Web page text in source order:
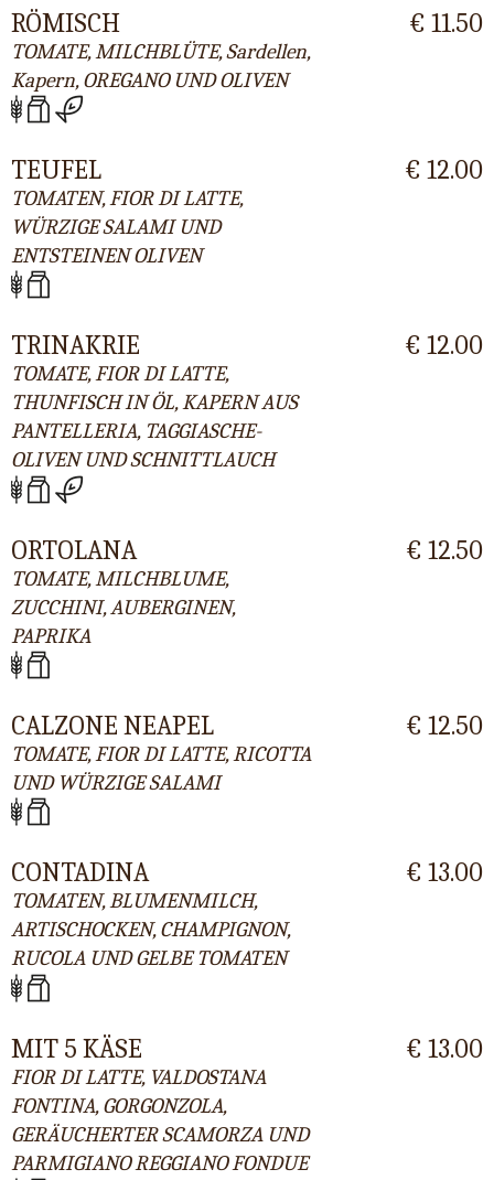
RÖMISCH
TOMATE, MILCHBLÜTE, Sardellen,
Kapern, OREGANO UND OLIVEN
€ 11.50
TEUFEL
TOMATEN, FIOR DI LATTE,
WÜRZIGE SALAMI UND
ENTSTEINEN OLIVEN
€ 12.00
TRINAKRIE
TOMATE, FIOR DI LATTE,
THUNFISCH IN ÖL, KAPERN AUS
PANTELLERIA, TAGGIASCHE-
OLIVEN UND SCHNITTLAUCH
€ 12.00
ORTOLANA
TOMATE, MILCHBLUME,
ZUCCHINI, AUBERGINEN,
PAPRIKA
€ 12.50
CALZONE NEAPEL
TOMATE, FIOR DI LATTE, RICOTTA
UND WÜRZIGE SALAMI
€ 12.50
CONTADINA
TOMATEN, BLUMENMILCH,
ARTISCHOCKEN, CHAMPIGNON,
RUCOLA UND GELBE TOMATEN
€ 13.00
MIT 5 KÄSE
FIOR DI LATTE, VALDOSTANA
FONTINA, GORGONZOLA,
GERÄUCHERTER SCAMORZA UND
PARMIGIANO REGGIANO FONDUE
€ 13.00